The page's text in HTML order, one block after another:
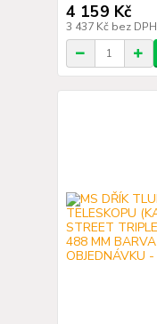
4 159 Kč
3 437 Kč bez DPH